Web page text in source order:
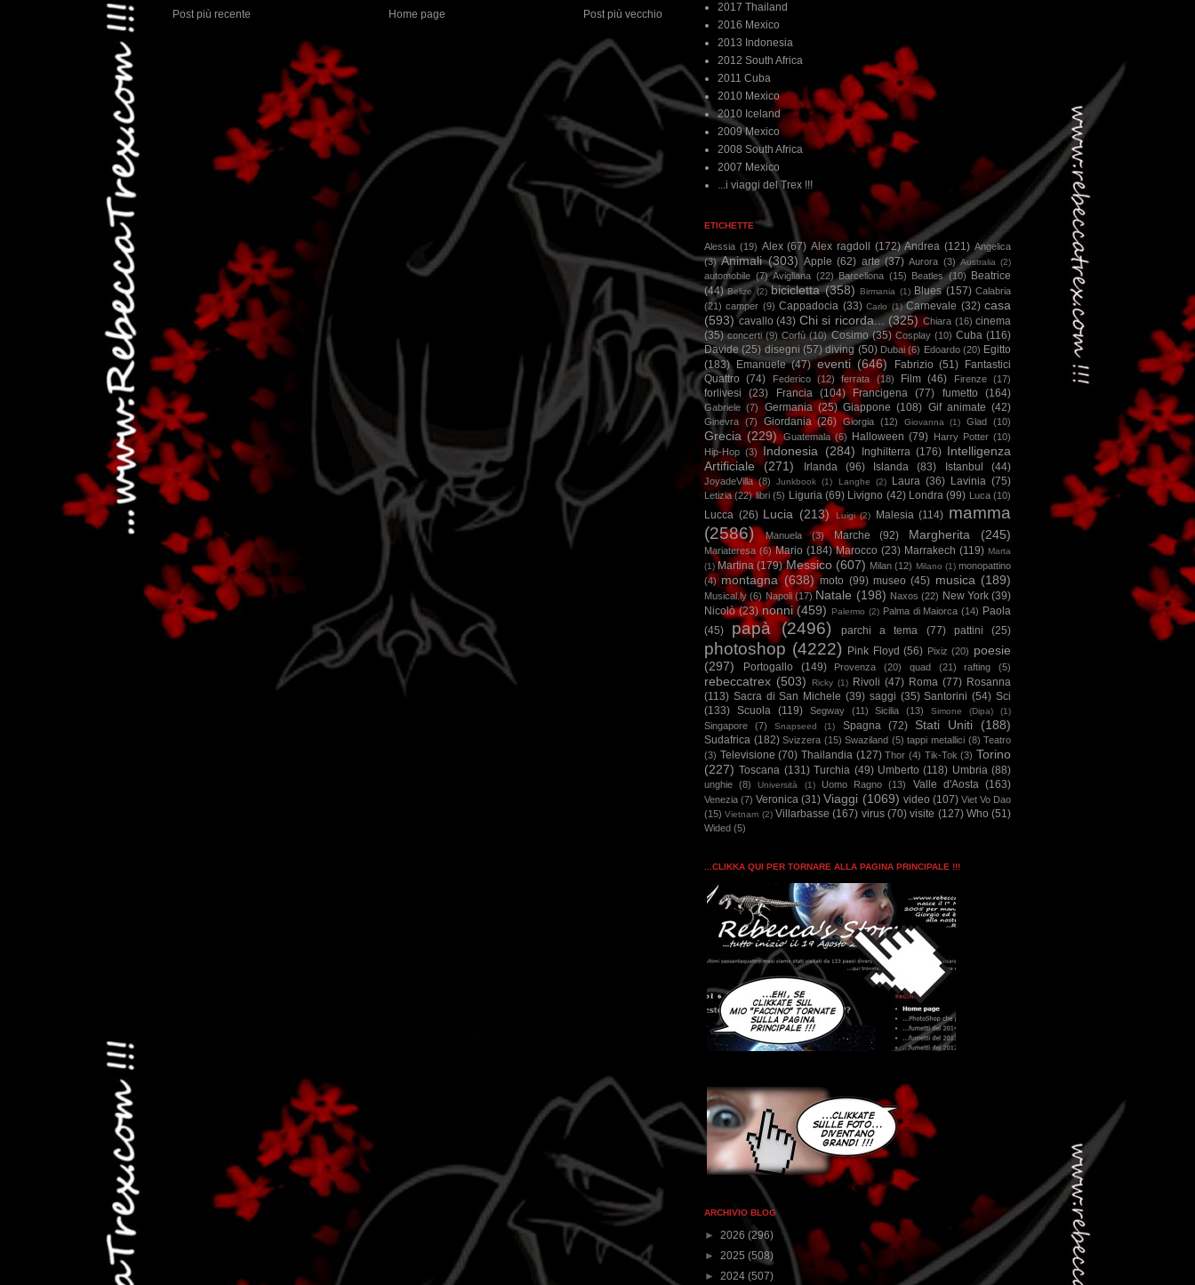
Post più recente Post più vecchio
Home page
2017 Thailand
2016 Mexico
2013 Indonesia
2012 South Africa
2011 Cuba
2010 Mexico
2010 Iceland
2009 Mexico
2008 South Africa
2007 Mexico
...i viaggi del Trex !!!
ETICHETTE
Alessia (19) Alex (67) Alex ragdoll (172) Andrea (121) Angelica
(3) Animali (303) Apple (62) arte (37) Aurora (3) Australia (2)
automobile (7) Avigliana (22) Barcellona (15) Beatles (10)
Beatrice
(44) Belize (2) bicicletta (358) Birmania (1) Blues (157) Calabria
(21) camper (9) Cappadocia (33) Carlo (1) Carnevale (32) casa
(593) cavallo (43) Chi si ricorda... (325) Chiara (16) cinema
(35) concerti (9) Corfù (10) Cosimo (35) Cosplay (10) Cuba (116)
Davide (25) disegni (57) diving (50) Dubai (6) Edoardo (20) Egitto
(183)
Emanuele (47) eventi (646) Fabrizio (51)
Fantastici
Quattro (74) Federico (12) ferrata (18) Film (46) Firenze (17)
forlivesi (23) Francia (104) Francigena (77) fumetto (164)
Gabriele (7) Germania (25) Giappone (108) Gif animate (42)
Ginevra (7) Giordania (26) Giorgia (12) Giovanna (1) Glad (10)
Grecia (229) Guatemala (6) Halloween (79) Harry Potter (10)
Hip-Hop (3) Indonesia (284) Inghilterra (176) Intelligenza
Artificiale
(271) Irlanda (96) Islanda (83) Istanbul (44)
JoyadeVilla (8) Junkbook (1) Langhe (2) Laura (36) Lavinia (75)
Letizia (22) libri (5) Liguria (69) Livigno (42) Londra (99) Luca (10)
Lucca (26) Lucia (213) Luigi (2) Malesia (114) mamma
(2586)
Manuela (3) Marche (92) Margherita (245)
Mariateresa (6) Mario (184) Marocco (23) Marrakech (119) Marta
(1) Martina (179) Messico (607) Milan (12) Milano (1) monopattino
(4) montagna (638) moto (99) museo (45) musica (189)
Musical.ly (6) Napoli (17) Natale (198) Naxos (22) New York (39)
Nicolò (23) nonni (459) Palermo (2) Palma di Maiorca (14) Paola
(45)
papà (2496) parchi a tema (77) pattini (25)
photoshop (4222) Pink Floyd (56) Pixiz (20) poesie
(297)
Portogallo (149) Provenza (20) quad (21) rafting (5)
rebeccatrex (503) Ricky (1) Rivoli (47) Roma (77) Rosanna
(113) Sacra di San Michele (39) saggi (35) Santorini (54) Sci
(133) Scuola (119) Segway (11) Sicilia (13) Simone (Dipa) (1)
Singapore (7) Snapseed (1) Spagna (72) Stati Uniti (188)
Sudafrica (182) Svizzera (15) Swaziland (5) tappi metallici (8) Teatro
(3) Televisione (70) Thailandia (127) Thor (4) Tik-Tok (3) Torino
(227) Toscana (131) Turchia (49) Umberto (118) Umbria (88)
unghie (8) Università (1) Uomo Ragno (13) Valle d'Aosta (163)
Venezia (7) Veronica (31) Viaggi (1069) video (107) Viet Vo Dao
(15) Vietnam (2) Villarbasse (167) virus (70) visite (127) Who (51)
Wided (5)
...CLIKKA QUI PER TORNARE ALLA PAGINA PRINCIPALE !!!
ARCHIVIO BLOG
► 2026 (296)
► 2025 (508)
► 2024 (507)